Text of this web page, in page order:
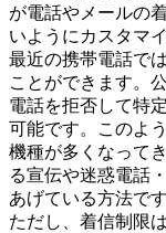
が電話やメールの
いようにカスタマ
最近の携帯電話で
ことができます。
電話を拒否して特
可能です。このよ
機種が多くなって
る宣伝や迷惑電話
あげている方法です
ただし、着信制限